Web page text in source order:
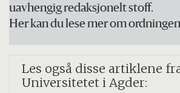
uavhengig redaksjonelt stoff.
Her kan du lese mer om
Les også disse artiklene
Universitetet i Agder: